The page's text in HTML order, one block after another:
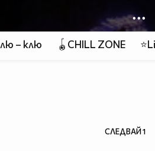
– клю 🪀CHILL ZONE
СЛЕДВАЙ1